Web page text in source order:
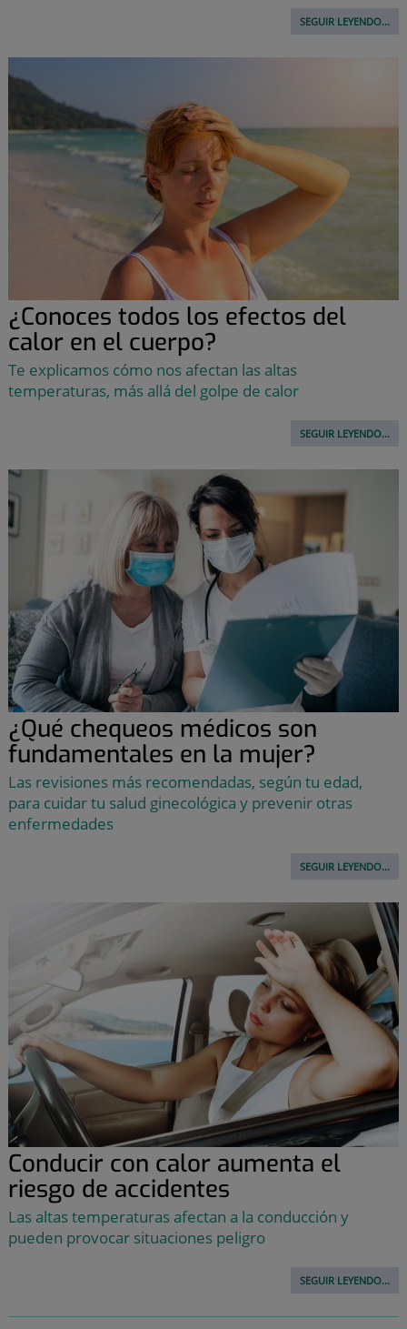
SEGUIR LEYENDO...
¿Conoces todos los efectos del
calor en el cuerpo?
Te explicamos cómo nos afectan las altas
temperaturas, más allá del golpe de calor
SEGUIR LEYENDO...
¿Qué chequeos médicos son
fundamentales en la mujer?
Las revisiones más recomendadas, según tu edad,
para cuidar tu salud ginecológica y prevenir otras
enfermedades
SEGUIR LEYENDO...
Conducir con calor aumenta el
riesgo de accidentes
Las altas temperaturas afectan a la conducción y
pueden provocar situaciones peligro
SEGUIR LEYENDO...